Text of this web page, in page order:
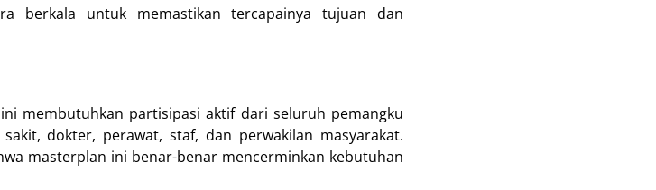
berkala untuk memastikan tercapainya tujuan dan
membutuhkan partisipasi aktif dari seluruh pemangku
dokter, perawat, staf, dan perwakilan masyarakat.
masterplan ini benar-benar mencerminkan kebutuhan